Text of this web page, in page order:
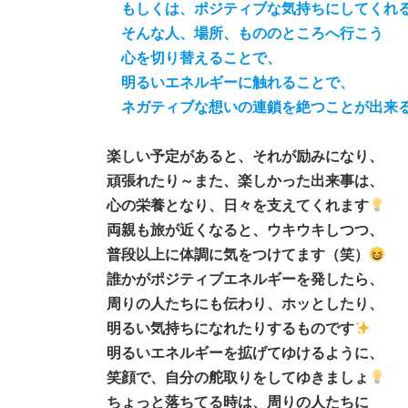
もしくは、ポジティブな気持ちにしてくれる
そんな人、場所、もののところへ行こう
心を切り替えることで、
明るいエネルギーに触れることで、
ネガティブな想いの連鎖を絶つことが出来る
楽しい予定があると、それが励みになり、
頑張れたり～また、楽しかった出来事は、
心の栄養となり、日々を支えてくれます
両親も旅が近くなると、ウキウキしつつ、
普段以上に体調に気をつけてます（笑）
誰かがポジティブエネルギーを発したら、
周りの人たちにも伝わり、ホッとしたり、
明るい気持ちになれたりするものです
明るいエネルギーを拡げてゆけるように、
笑顔で、自分の舵取りをしてゆきましょ
ちょっと落ちてる時は、周りの人たちに